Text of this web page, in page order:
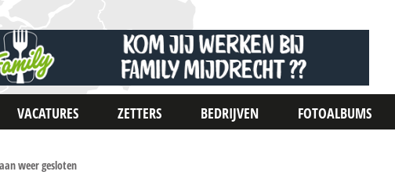
VACATURES ZETTERS BEDRIJVEN FOTOALBUMS
weer gesloten